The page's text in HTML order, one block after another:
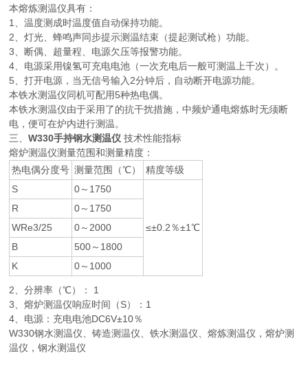
本熔炼测温仪具有：
1、温度测成时温度值自动保持功能。
2、灯光、蜂鸣声同步提示测温结束（提起测试枪）功能。
3、断偶、超量程、电源欠压等报警功能。
4、电源采用镍氢可充电电池（一次充电后一般可测温上千次）。
5、打开电源，当无信号输入2分钟后，自动断开电源功能。
本铁水测温仪同机可配用5种热电偶。
本铁水测温仪由于采用了的抗干扰措施，中频炉通电熔炼时无须断
电，便可在炉内进行测温。
三、W330手持钢水测温仪 技术性能指标
熔炉测温仪测量范围和测量精度：
热电偶分度号 测量范围（℃）
精度等级
S
0～1750
≤±0.2％±1℃
R
0～1750
WRe3/25
0～2000
B
500～1800
K
0～1000
2、分辨率（℃）： 1
3、熔炉测温仪响应时间（S）：1
4、电源：充电电池DC6V±10％
W330钢水测温仪、铸造测温仪、铁水测温仪、熔炼测温仪，熔炉测
温仪，钢水测温仪